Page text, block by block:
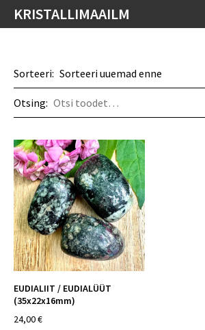
KRISTALLIMAAILM
Sorteeri:
Otsing:
EUDIALIIT / EUDIALÜÜT
(35x22x16mm)
24,00 €